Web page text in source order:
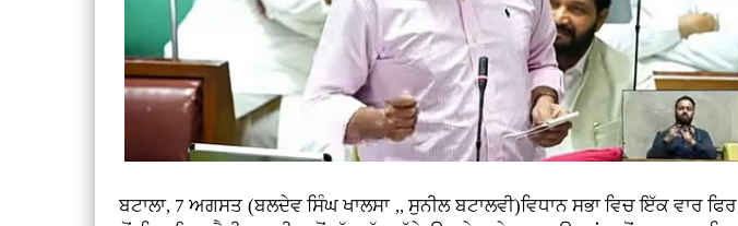
ਬਟਾਲਾ, 7 ਅਗਸਤ (ਬਲਦੇਵ ਸਿੰਘ ਖਾਲਸਾ ,, ਸੁਨੀਲ ਬਟਾਲਵੀ)ਵਿਧਾਨ ਸਭਾ ਵਿਚ ਇੱਕ ਵਾਰ ਫਿਰ